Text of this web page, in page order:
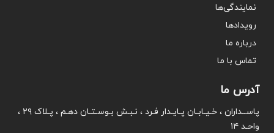
آدرس ما
پاســداران ، خـیـابـان پـایـدار فـرد ، نـبـش بـوسـتـان دهـم ، پـلاک ۲۹ ،
واحـد ۱۴
نمایندگی‌ها
رویدادها
درباره ما
تماس با ما